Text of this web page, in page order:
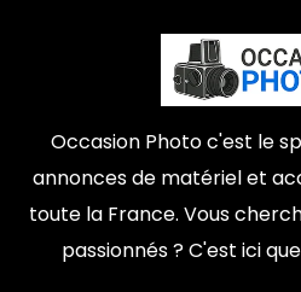
Occasion Photo c'est le
annonces de matériel et
toute la France. Vous
passionnés ? C'est ici